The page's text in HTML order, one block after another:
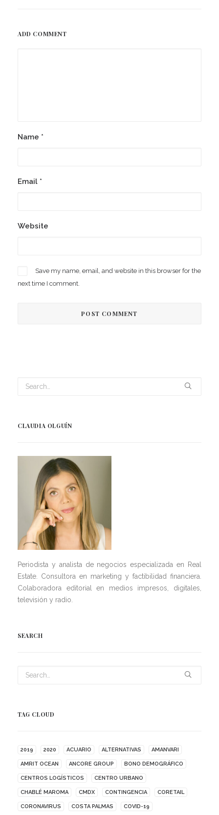
ADD COMMENT
Name *
Email *
Website
Save my name, email, and website in this browser for the
next time I comment.
CLAUDIA OLGUÍN
Periodista y analista de negocios especializada en Real
Estate. Consultora en marketing y factibilidad financiera.
Colaboradora editorial en medios impresos, digitales,
televisión y radio.
SEARCH
TAG CLOUD
2019 2020 ACUARIO ALTERNATIVAS AMANVARI
AMRIT OCEAN ANCORE GROUP BONO DEMOGRÁFICO
CENTROS LOGÍSTICOS CENTRO URBANO
CHABLÉ MAROMA CMDX CONTINGENCIA CORETAIL
CORONAVIRUS COSTA PALMAS COVID-19